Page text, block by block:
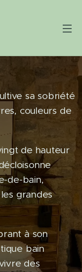
sa sobriété
couleurs de
de hauteur
de-bain,
grandes
à son
bain
des